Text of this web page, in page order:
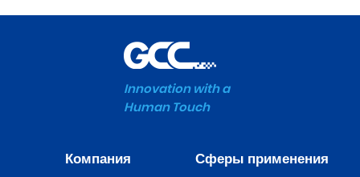
Innovation with a
Human Touch
Компания Сферы применения